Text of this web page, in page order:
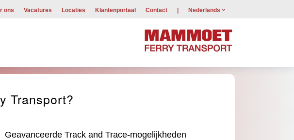
ons Vacatures Locaties Klantenportaal Contact Nederlands
Transport?
Geavanceerde Track and Trace-mogelijkheden